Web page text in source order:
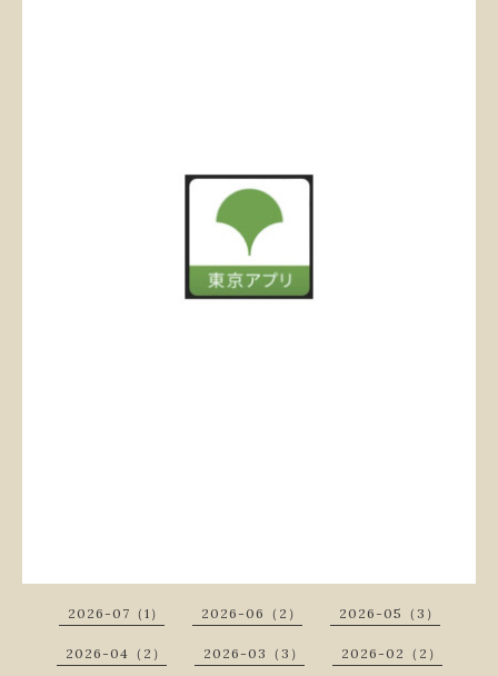
2026-07（1） 2026-06（2） 2026-05（3）
2026-04（2） 2026-03（3） 2026-02（2）